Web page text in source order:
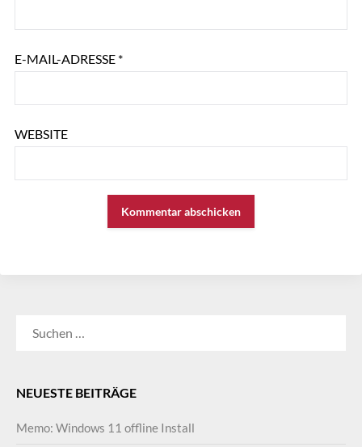
E-MAIL-ADRESSE *
WEBSITE
NEUESTE BEITRÄGE
Memo: Windows 11 offline Install